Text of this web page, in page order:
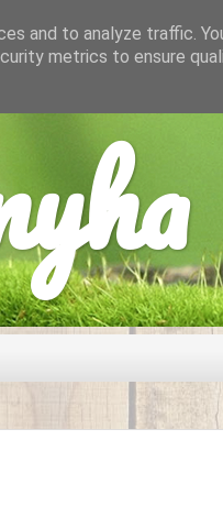
and to analyze traffic.
metrics to ensure